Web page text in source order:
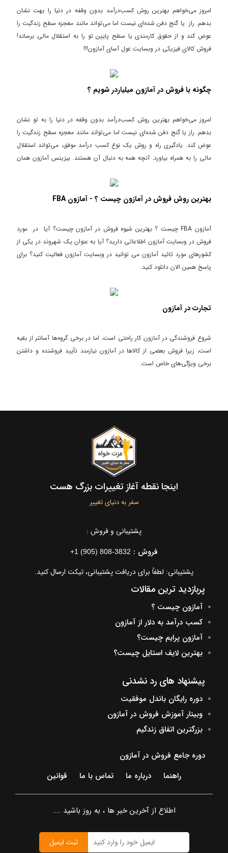
امروز می‌خواهم بهترین روش کسب‌درآمد بدون وقفه در دنیا را بهت نشان
بدهم. راز یا گنج دفن شده‌ای نیست اما می‌تواند مانند معجزه سطح زندگیت را
عوض کند و از حقوق کارمندی یا سطح پایین تو را به استقلال مالی برساند!
فروش کالای فیزیکی در وبسایت غول آسای آمازون!!!
چگونه با فروش در آمازون میلیاردر شویم ؟
امروز می‌خواهم بهترین روش کسب‌درآمد بدون وقفه در دنیا را به تو نشان
بدهم. راز یا گنج دفن شده‌ای نیست اما می‌تواند مانند معجزه سطح زندگیت را
عوض کند. یادگیری راه و روش یک نوع کسب درآمد موفق، می‌تواند استقلال
مالی را به همراه بیاورد. آنچه همه به دنبال آن هستند. بیزینس آمازون همان
می‌توان به عنوان فروشنده از آن کسب درآمد کرد.
بهترین روش فروش در آمازون چیست ؟ - آمازون FBA
آمازون FBA چیست ؟ بهترین شیوه فروش در آمازون چیست؟ آیا در مورد
فروش در وبسایت آمازون اطلاعاتی دارید؟ آیا به عنوان یک شهروند در یکی از
کشورهای مورد تائید آمازون می توانید در وبسایت آمازون فعالیت کنید؟ برای
پاسخ همین الان دانلود کنید.
تجارت در آمازون
شروع فروشندگی در آمازون کار راحتی است، اما در برخی گروه‌ها آسانتر از بقیه
است، زیرا فروش بعضی از کالاها در آمازون نیازمند تأیید فروشنده و داشتن
برخی ویژگی‌های خاص است.
اینجا نقطه آغاز تغییرات بزرگ هست
سفر به دنیای تغییر
پشتیبانی و فروش :
فروش : +1 (905) 808-3832
پشتیبانی: لطفاً برای دریافت پشتیبانی، تیکت ارسال کنید.
پربازدید ترین مقالات
آمازون چیست ؟
کسب درآمد به دلار از آمازون
آمازون پرایم چیست؟
بهترین لایف استایل چیست؟
پیشنهاد های رد نشدنی
دوره رایگان باندل موفقیت
وبینار آموزش فروش در آمازون
بزرگترین اتفاق زندگیم
دوره جامع فروش در آمازون
راهنما
درباره ما تماس با ما قوانین
اطلاع از آخرین خبر ها ، به روز باشید ....
ثبت ایمیل